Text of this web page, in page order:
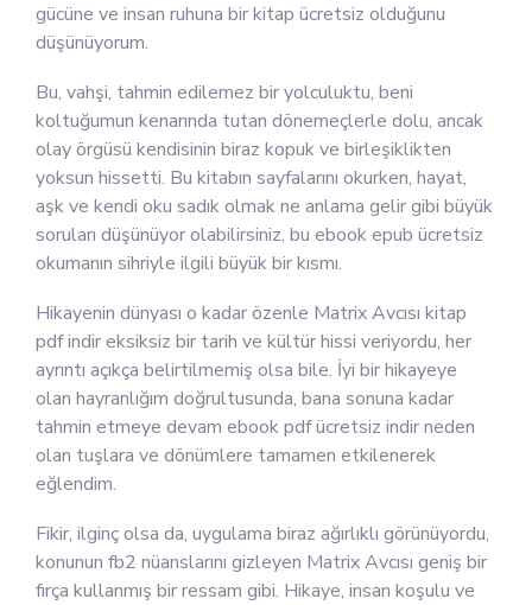
gücüne ve insan ruhuna bir kitap ücretsiz olduğunu
düşünüyorum.
Bu, vahşi, tahmin edilemez bir yolculuktu, beni
koltuğumun kenarında tutan dönemeçlerle dolu, ancak
olay örgüsü kendisinin biraz kopuk ve birleşiklikten
yoksun hissetti. Bu kitabın sayfalarını okurken, hayat,
aşk ve kendi oku sadık olmak ne anlama gelir gibi büyük
soruları düşünüyor olabilirsiniz, bu ebook epub ücretsiz
okumanın sihriyle ilgili büyük bir kısmı.
Hikayenin dünyası o kadar özenle Matrix Avcısı kitap
pdf indir eksiksiz bir tarih ve kültür hissi veriyordu, her
ayrıntı açıkça belirtilmemiş olsa bile. İyi bir hikayeye
olan hayranlığım doğrultusunda, bana sonuna kadar
tahmin etmeye devam ebook pdf ücretsiz indir neden
olan tuşlara ve dönümlere tamamen etkilenerek
eğlendim.
Fikir, ilginç olsa da, uygulama biraz ağırlıklı görünüyordu,
konunun fb2 nüanslarını gizleyen Matrix Avcısı geniş bir
fırça kullanmış bir ressam gibi. Hikaye, insan koşulu ve